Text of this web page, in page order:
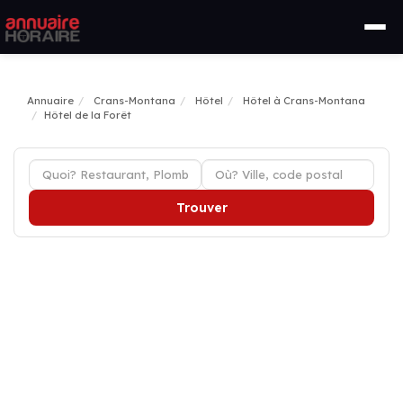
Annuaire Crans-Montana Hôtel
Hôtel à Crans-Montana
Hôtel de la Forêt
Trouver